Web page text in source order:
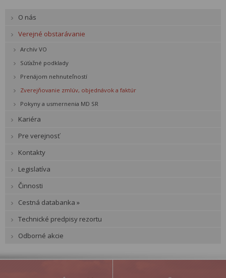
O nás
Verejné obstarávanie
Archív VO
Súťažné podklady
Prenájom nehnuteľností
Zverejňovanie zmlúv, objednávok a faktúr
Pokyny a usmernenia MD SR
Kariéra
Pre verejnosť
Kontakty
Legislatíva
Činnosti
Cestná databanka »
Technické predpisy rezortu
Odborné akcie